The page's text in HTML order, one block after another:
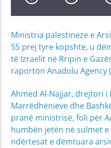
Ministria palestineze e
55 prej tyre kopshte, u
të Izraelit në Rripin e
raporton Anadolu Agency
Ahmed Al-Najjar, drejtori
Marrëdhënieve dhe
pranë ministrisë, foli për
humbën jetën në sulmet
ndërtesat e dëmtuara